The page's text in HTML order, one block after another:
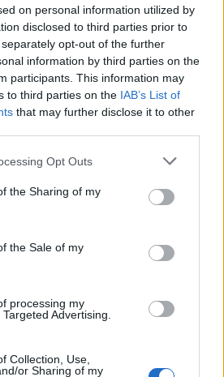
on personal information utilized by
disclosed to third parties prior to
opt-out of the further
information by third parties on the
participants. This information may
to third parties on the IAB’s List of
that may further disclose it to other
app uses one or more Google
usage behaviour. You may click to
Google and its third-party tags to
specified purposes in below Google
Opt Outs
the Sharing of my
the Sale of my
processing my
Advertising.
Collection, Use,
or Sharing of my